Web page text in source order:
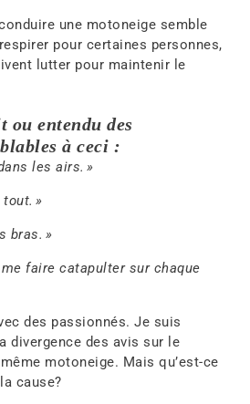
une motoneige semble
pour certaines personnes,
lutter pour maintenir le
ou entendu des
à ceci :
les airs. »
tout. »
bras. »
me faire catapulter sur chaque
des passionnés. Je suis
divergence des avis sur le
motoneige. Mais qu’est-ce
cause?